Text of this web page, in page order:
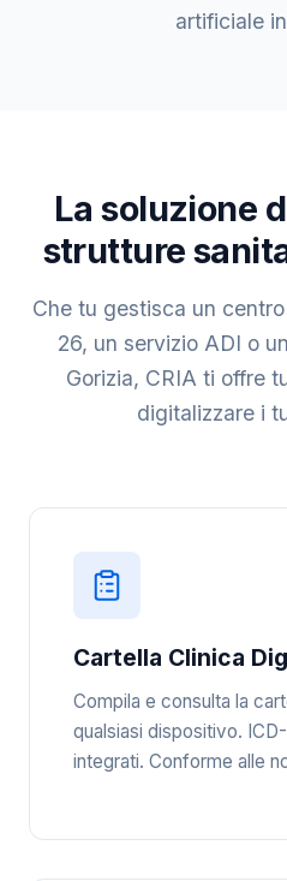
artificiale
La soluzione
strutture
Che tu gestisca un
26, un servizio ADI o
Gorizia, CRIA ti offre
digitalizzare i
Cartella Clinica
Compila e consulta la
qualsiasi dispositivo.
integrati. Conforme alle